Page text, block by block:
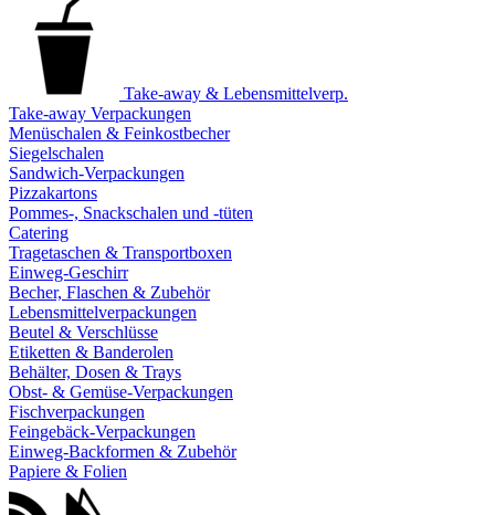
Take-away & Lebensmittelverp.
Take-away Verpackungen
Menüschalen & Feinkostbecher
Siegelschalen
Sandwich-Verpackungen
Pizzakartons
Pommes-, Snackschalen und -tüten
Catering
Tragetaschen & Transportboxen
Einweg-Geschirr
Becher, Flaschen & Zubehör
Lebensmittelverpackungen
Beutel & Verschlüsse
Etiketten & Banderolen
Behälter, Dosen & Trays
Obst- & Gemüse-Verpackungen
Fischverpackungen
Feingebäck-Verpackungen
Einweg-Backformen & Zubehör
Papiere & Folien